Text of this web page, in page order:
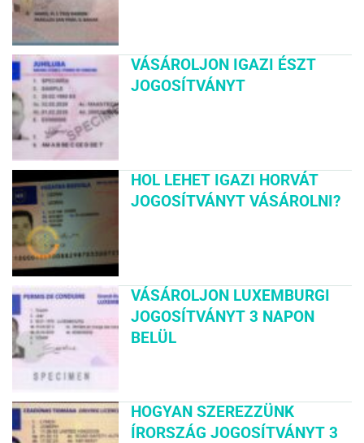
VÁSÁROLJON IGAZI ÉSZT
JOGOSÍTVÁNYT
HOL LEHET IGAZI HORVÁT
JOGOSÍTVÁNYT VÁSÁROLNI?
VÁSÁROLJON LUXEMBURGI
JOGOSÍTVÁNYT 3 NAPON
BELÜL
HOGYAN SZEREZZÜNK
ÍRORSZÁG JOGOSÍTVÁNYT 3